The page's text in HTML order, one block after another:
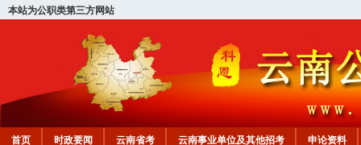
本站为公职类第三方网站
首页 时政要闻 云南省考 云南事业单位及其他招考
申论资料